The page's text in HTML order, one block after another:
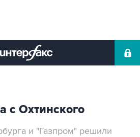
с Охтинского
и "Газпром" решили